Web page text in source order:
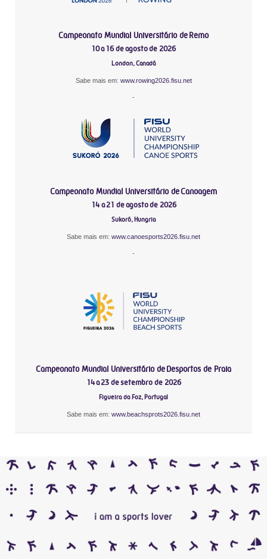
Campeonato Mundial Universitário de Remo
10 a 16 de agosto de 2026
London, Canadá
Sabe mais em: www.rowing2026.fisu.net
-
Campeonato Mundial Universitário de Canoagem
14 a 21 de agosto de 2026
Sukoró, Hungria
Sabe mais em: www.canoesports2026.fisu.net
-
Campeonato Mundial Universitário de Desportos de Praia
14 a 23 de setembro de 2026
Figueira da Foz, Portugal
Sabe mais em: www.beachsprots2026.fisu.net